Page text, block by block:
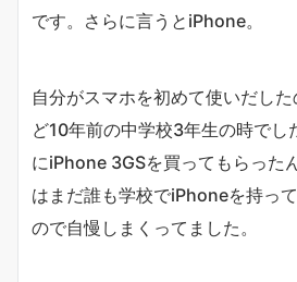
です。さらに言うとiPhone。
自分がスマホを初めて使いだし
ど10年前の中学校3年生の時でし
にiPhone 3GSを買ってもらった
はまだ誰も学校でiPhoneを持っ
ので自慢しまくってました。